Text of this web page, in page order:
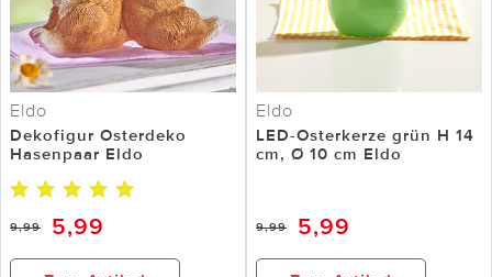
Eldo
Dekofigur Osterdeko
Hasenpaar Eldo
9,99 5,99
Eldo
LED-Osterkerze grün H 14
cm, Ø 10 cm Eldo
9,99 5,99